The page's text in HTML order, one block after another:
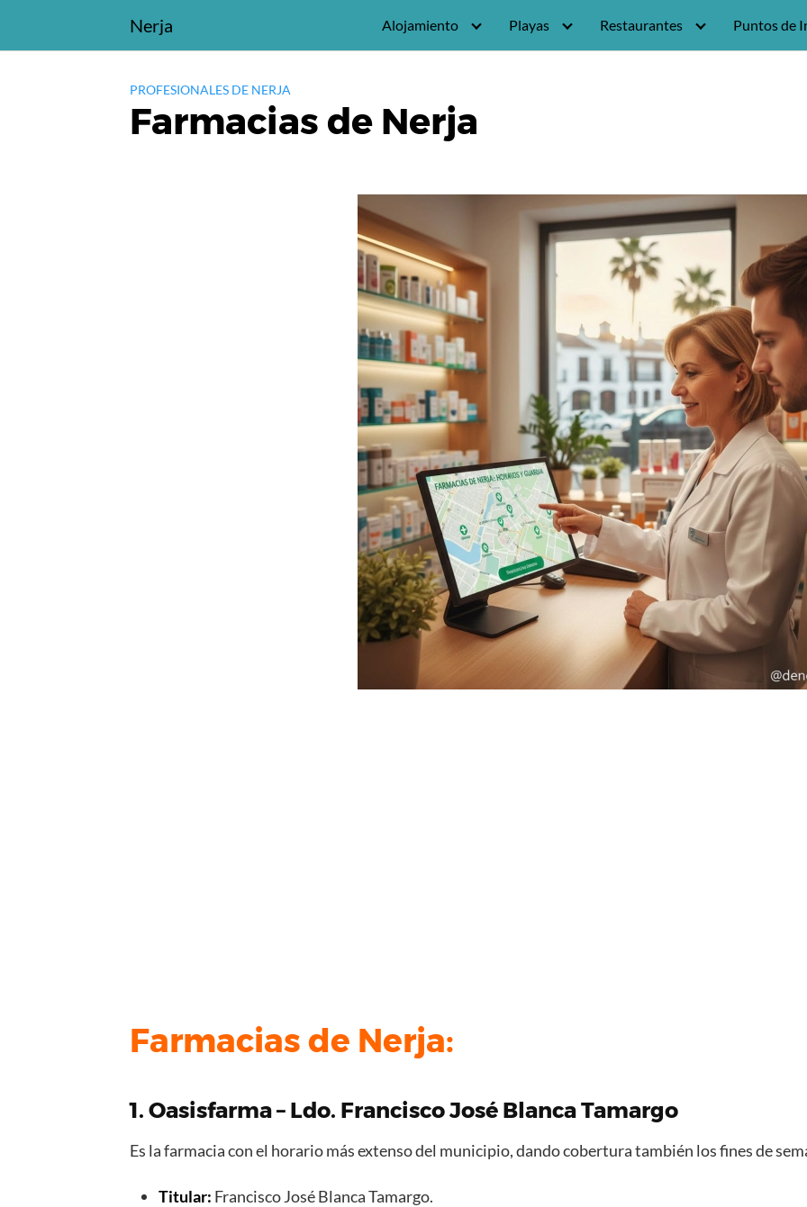
contenido
Nerja Alojamiento Playas Restaurantes Puntos de
PROFESIONALES DE NERJA
Farmacias de Nerja
Farmacias de Nerja:
1. Oasisfarma – Ldo. Francisco José Blanca Tamargo
Es la farmacia con el horario más extenso del municipio, dando cobertura también los fines de
Titular: Francisco José Blanca Tamargo.